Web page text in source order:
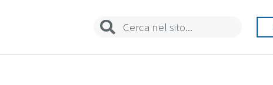
Sedi e contatti